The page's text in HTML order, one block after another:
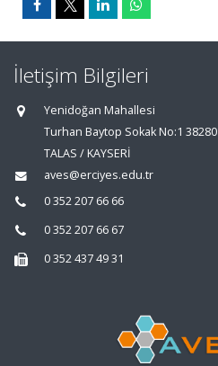
İletişim Bilgileri
Yenidoğan Mahallesi
Turhan Baytop Sokak No:1 38280
TALAS / KAYSERİ
aves@erciyes.edu.tr
0 352 207 66 66
0 352 207 66 67
0 352 437 49 31